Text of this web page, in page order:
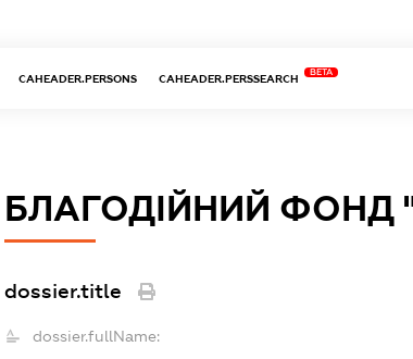
CAHEADER.PERSONS CAHEADER.PERSSEARCH
BETA
БЛАГОДІЙНИЙ ФОНД
dossier.title
dossier.fullName: